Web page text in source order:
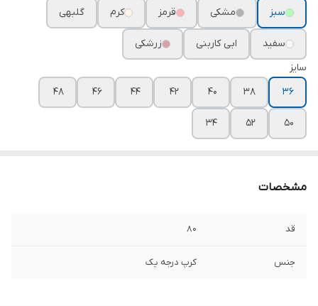
سبز
مشکی قرمز کرم گلبهی
سفید ابی کاربنی
زرشکی
سایز
۳۶
۳۸ ۴۰ ۴۲ ۴۴ ۴۶ ۴۸
۵۰ ۵۲ ۳۴
مشخصات
قد ۸۰
جنس کرپ درجه یک